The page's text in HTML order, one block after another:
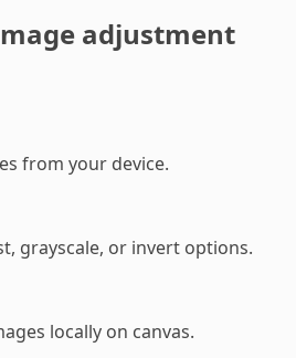
adjustment
from your device.
grayscale, or invert options.
locally on canvas.